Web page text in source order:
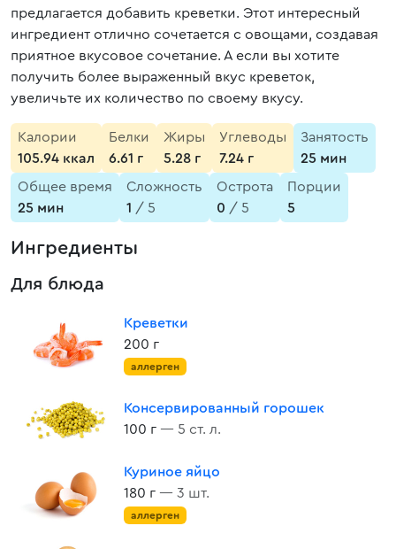
предлагается добавить креветки. Этот интересный
ингредиент отлично сочетается с овощами, создавая
приятное вкусовое сочетание. А если вы хотите
получить более выраженный вкус креветок,
увеличьте их количество по своему вкусу.
Калории
105.94 ккал
Белки
6.61 г
Жиры
5.28 г
Углеводы
7.24 г
Занятость
25 мин
Общее время
25 мин
Сложность
1 / 5
Острота
0 / 5
Порции
5
Ингредиенты
Для блюда
Креветки
200 г
аллерген
Консервированный горошек
100 г — 5 ст. л.
Куриное яйцо
180 г — 3 шт.
аллерген